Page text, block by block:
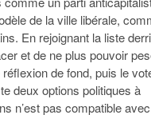
de la ville libérale,
En rejoignant la liste
et de ne plus pouvoir
de fond, puis le
deux options politiques à
n’est pas compatible